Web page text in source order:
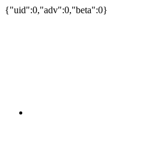
{"uid":0,"adv":0,"beta":0}